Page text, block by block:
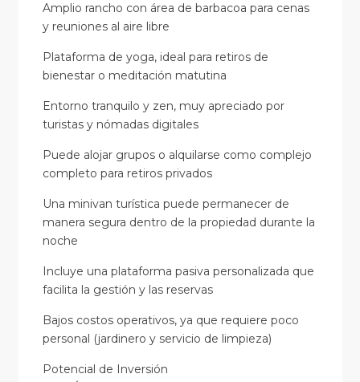
Amplio rancho con área de barbacoa para cenas
y reuniones al aire libre
Plataforma de yoga, ideal para retiros de
bienestar o meditación matutina
Entorno tranquilo y zen, muy apreciado por
turistas y nómadas digitales
Puede alojar grupos o alquilarse como complejo
completo para retiros privados
Una minivan turística puede permanecer de
manera segura dentro de la propiedad durante la
noche
Incluye una plataforma pasiva personalizada que
facilita la gestión y las reservas
Bajos costos operativos, ya que requiere poco
personal (jardinero y servicio de limpieza)
Potencial de Inversión